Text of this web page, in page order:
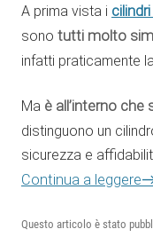
A prima vista i
sono tutti molto
infatti praticamente
Ma è all’interno
distinguono un
sicurezza e
Continua a leggere
Questo articolo è stato